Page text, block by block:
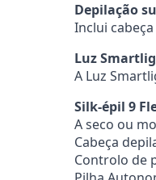
Depilação
Inclui
Luz
A Luz
Silk-épil 9
A seco ou
Cabeça
Controlo de